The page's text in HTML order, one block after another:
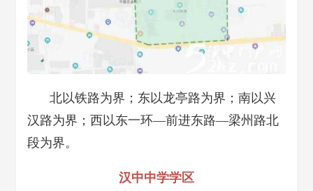
北以铁路为界；东以龙亭路为界；南以兴
汉路为界；西以东一环—前进东路—梁州路北
段为界。
汉中中学学区